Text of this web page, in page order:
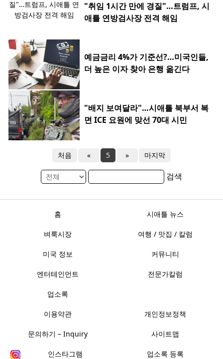
"취임 1시간 만에 경질"…트럼프, 시
애틀 연방검사장 전격 해임
예금금리 4%가 기준선?…미국인들,
더 높은 이자 찾아 은행 옮긴다
"배지 보여달라"…시애틀 북부서 복
면 ICE 요원에 맞선 70대 시민
처음 « 5 » 마지막
검색
홈 시애틀 뉴스
벼룩시장 여행 / 맛집 / 칼럼
미국 정보 커뮤니티
엔터테인먼트 전문가칼럼
업소록
이용약관 개인정보정책
문의하기 – Inquiry 사이트맵
인스타그램 업소록 등록